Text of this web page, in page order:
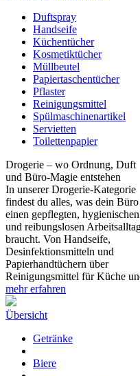
Duftspray
Handseife
Küchentücher
Kosmetiktücher
Müllbeutel
Papiertaschentücher
Pflaster
Reinigungsmittel
Spülmaschinenartikel
Servietten
Toilettenpapier
Drogerie – wo Ordnung, Duft
und Büro‑Magie entstehen
In unserer Drogerie‑Kategorie
findest du alles, was dein
einen gepflegten, hygienischen
und reibungslosen
braucht. Von Handseife,
Desinfektionsmitteln und
Papierhandtüchern über
Reinigungsmittel für Küche
mehr erfahren
Übersicht
Getränke
Biere